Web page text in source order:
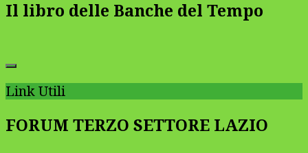
Il libro delle Banche del Tempo
Link Utili
FORUM TERZO SETTORE LAZIO